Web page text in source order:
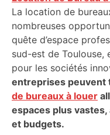
La location de
nombreuses
quête d’espace
sud-est de Toulouse,
pour les sociétés
entreprises peuvent
de bureaux à louer
espaces plus
et budgets.